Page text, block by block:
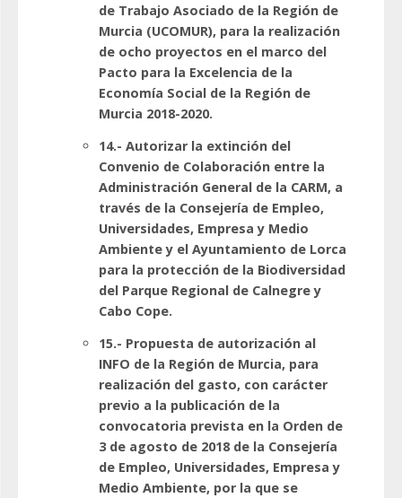
de Trabajo Asociado de la Región de
Murcia (UCOMUR), para la realización
de ocho proyectos en el marco del
Pacto para la Excelencia de la
Economía Social de la Región de
Murcia 2018-2020.
14.- Autorizar la extinción del
Convenio de Colaboración entre la
Administración General de la CARM, a
través de la Consejería de Empleo,
Universidades, Empresa y Medio
Ambiente y el Ayuntamiento de Lorca
para la protección de la Biodiversidad
del Parque Regional de Calnegre y
Cabo Cope.
15.- Propuesta de autorización al
INFO de la Región de Murcia, para
realización del gasto, con carácter
previo a la publicación de la
convocatoria prevista en la Orden de
3 de agosto de 2018 de la Consejería
de Empleo, Universidades, Empresa y
Medio Ambiente, por la que se